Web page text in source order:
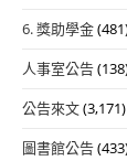
6. 獎助學金
人事室公告
公告來文(3,171)
圖書館公告